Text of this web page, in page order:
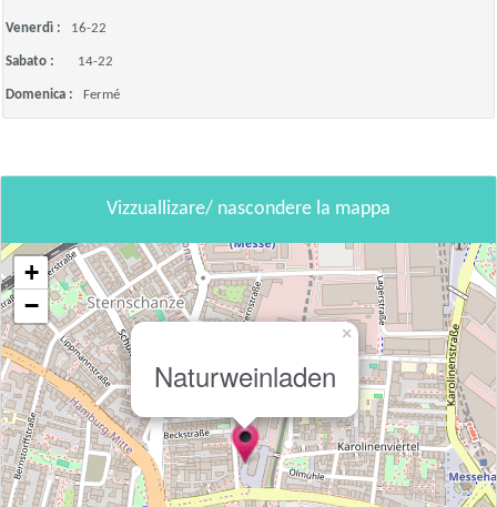
Venerdì : 16-22
Sabato : 14-22
Domenica : Fermé
Vizzuallizare/ nascondere la mappa
Naturweinladen
×
+
−